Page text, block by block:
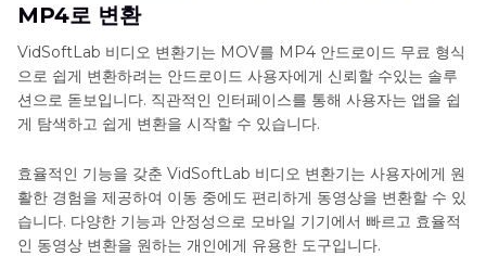
MP4로 변환
VidSoftLab 비디오 변환기는 MOV를 MP4 안드로이드 무료 형식
으로 쉽게 변환하려는 안드로이드 사용자에게 신뢰할 수있는 솔루
션으로 돋보입니다. 직관적인 인터페이스를 통해 사용자는 앱을 쉽
게 탐색하고 쉽게 변환을 시작할 수 있습니다.
효율적인 기능을 갖춘 VidSoftLab 비디오 변환기는 사용자에게 원
활한 경험을 제공하여 이동 중에도 편리하게 동영상을 변환할 수 있
습니다. 다양한 기능과 안정성으로 모바일 기기에서 빠르고 효율적
인 동영상 변환을 원하는 개인에게 유용한 도구입니다.